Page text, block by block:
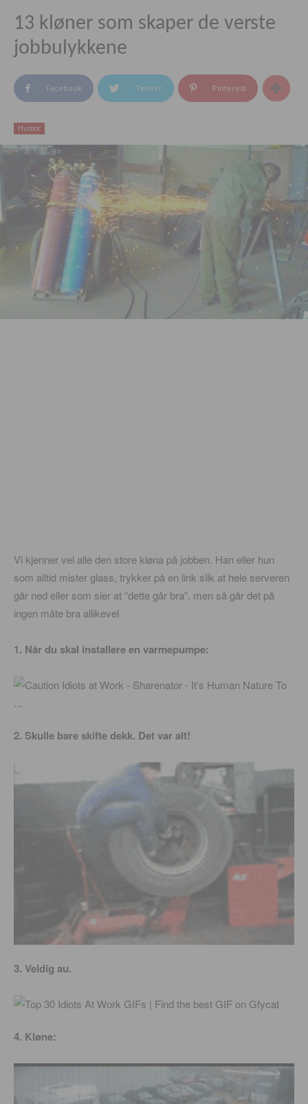
13 kløner som skaper de verste
jobbulykkene
Facebook Twitter Pinterest
Humor
Vi kjenner vel alle den store kløna på jobben. Han eller hun
som alltid mister glass, trykker på en link slik at hele serveren
går ned eller som sier at “dette går bra”, men så går det på
ingen måte bra allikevel
1. Når du skal installere en varmepumpe:
2. Skulle bare skifte dekk. Det var alt!
3. Veldig au.
4. Kløne: